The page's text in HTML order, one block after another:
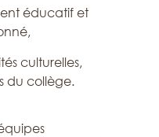
éducatif et
culturelles,
du collège.